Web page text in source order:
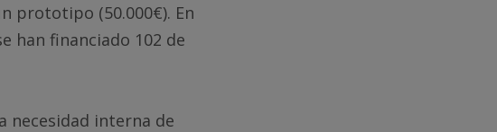
prototipo (50.000€). En
han financiado 102 de
necesidad interna de